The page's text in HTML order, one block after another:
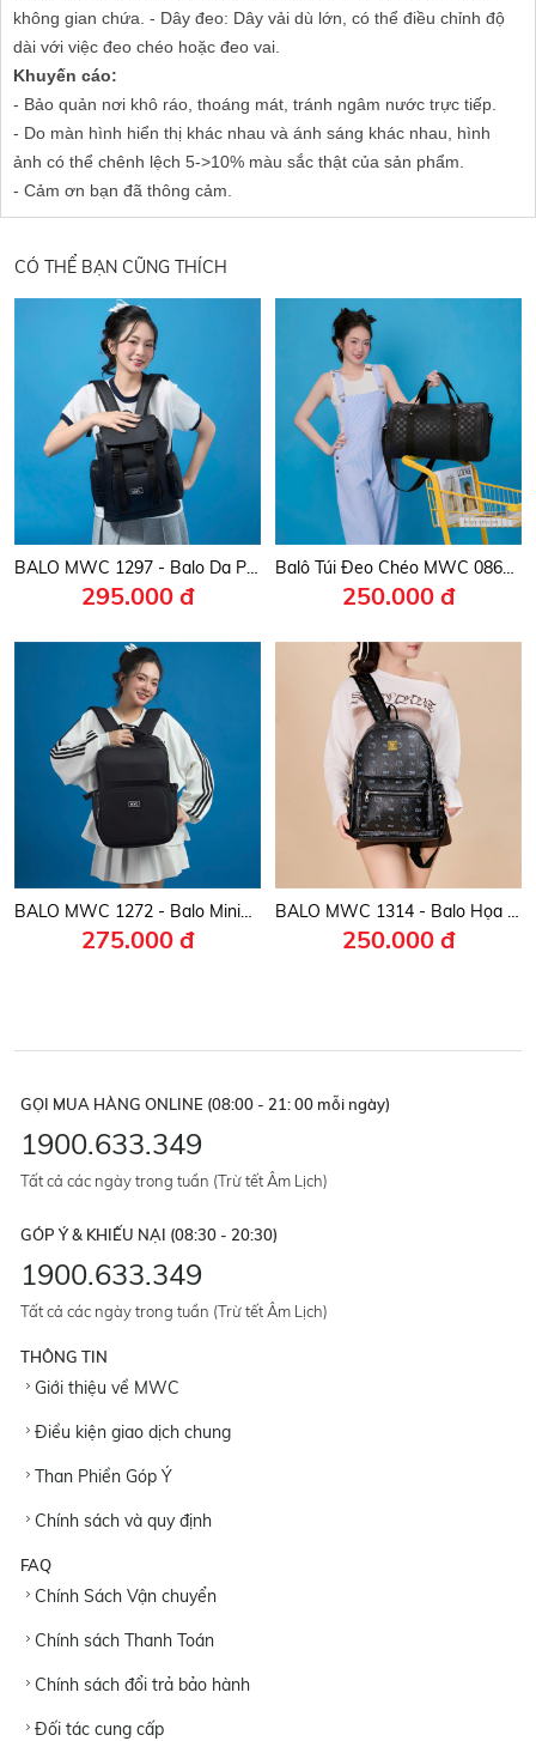
không gian chứa. - Dây đeo: Dây vải dù lớn, có thể điều chỉnh độ
dài với việc đeo chéo hoặc đeo vai.
Khuyến cáo:
- Bảo quản nơi khô ráo, thoáng mát, tránh ngâm nước trực tiếp.
- Do màn hình hiển thị khác nhau và ánh sáng khác nhau, hình
ảnh có thể chênh lệch 5->10% màu sắc thật của sản phẩm.
- Cảm ơn bạn đã thông cảm.
CÓ THỂ BẠN CŨNG THÍCH
BALO MWC 1297 - Balo Da PU Cao Cấp Cá Tính, Đi Học, Đi Làm, Dã Ngoại Mang Đậm Phong Cách Hàn.
295.000 đ
Balô Túi Đeo Chéo MWC 0868 - Túi Xách Du Lịch, Đeo Vai Thời Trang Nam, Nữ Cho Phong Cách Năng Động, Trẻ Trung.
250.000 đ
BALO MWC 1272 - Balo Minimalist Thời Trang Đi Học, Đi làm, Du Lịch Gọn Nhẹ, Vừa Đẹp Vừa Tiện Dụng.
275.000 đ
BALO MWC 1314 - Balo Họa Tiết Hello Kitty Nữ Tính, Phong Cách Hàn, Nhật Cho Học sinh, Sinh Viên Dễ Thương, Năng Động.
250.000 đ
GỌI MUA HÀNG ONLINE (08:00 - 21: 00 mỗi ngày)
1900.633.349
Tất cả các ngày trong tuần (Trừ tết Âm Lịch)
GÓP Ý & KHIẾU NẠI (08:30 - 20:30)
1900.633.349
Tất cả các ngày trong tuần (Trừ tết Âm Lịch)
THÔNG TIN
Giới thiệu về MWC
Điều kiện giao dịch chung
Than Phiền Góp Ý
Chính sách và quy định
FAQ
Chính Sách Vận chuyển
Chính sách Thanh Toán
Chính sách đổi trả bảo hành
Đối tác cung cấp